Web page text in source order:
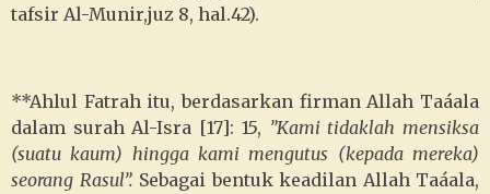
tafsir Al-Munir,juz 8, hal.42).
**Ahlul Fatrah itu, berdasarkan firman Allah Taáala
dalam surah Al-Isra [17]: 15, ”Kami tidaklah mensiksa
(suatu kaum) hingga kami mengutus (kepada mereka)
seorang Rasul”. Sebagai bentuk keadilan Allah Taáala,